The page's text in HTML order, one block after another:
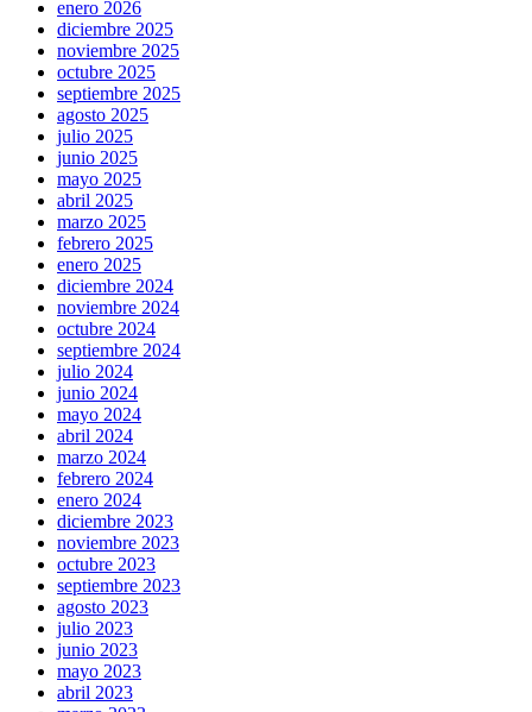
enero 2026
diciembre 2025
noviembre 2025
octubre 2025
septiembre 2025
agosto 2025
julio 2025
junio 2025
mayo 2025
abril 2025
marzo 2025
febrero 2025
enero 2025
diciembre 2024
noviembre 2024
octubre 2024
septiembre 2024
julio 2024
junio 2024
mayo 2024
abril 2024
marzo 2024
febrero 2024
enero 2024
diciembre 2023
noviembre 2023
octubre 2023
septiembre 2023
agosto 2023
julio 2023
junio 2023
mayo 2023
abril 2023